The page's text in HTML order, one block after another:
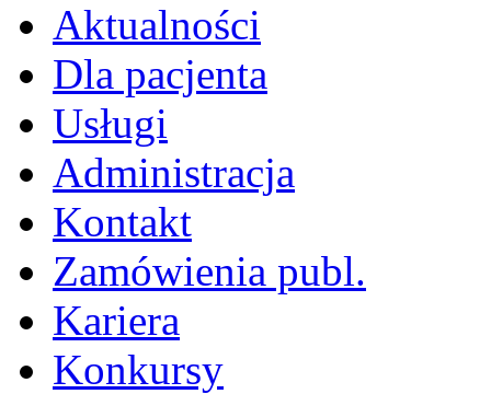
Aktualności
Dla pacjenta
Usługi
Administracja
Kontakt
Zamówienia publ.
Kariera
Konkursy